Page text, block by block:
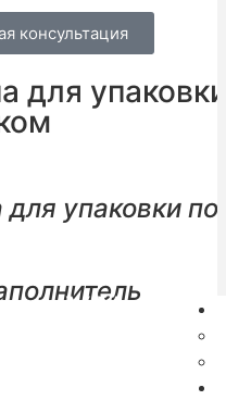
консультация
для
упаковки
Роторная
машина для
Машина для